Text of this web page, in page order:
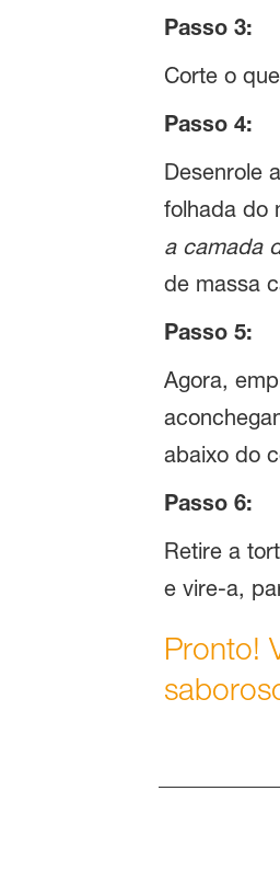
Passo 3:
Corte o
Passo 4:
Desenrole
folhada do
a camada
de massa
Passo 5:
Agora,
abaixo do
Passo 6:
Retire a
e vire-a,
Pronto!